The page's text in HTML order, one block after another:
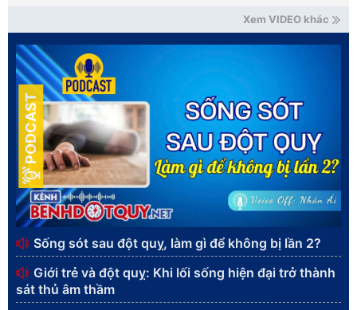
Xem VIDEO khác
PODCAST
Sống sót sau đột quỵ, làm gì để không bị lần 2?
Giới trẻ và đột quỵ: Khi lối sống hiện đại trở thành
sát thủ âm thầm